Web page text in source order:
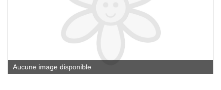
Calendrier horticole
Emplois
Service à la clientèle
Aucune image disponible